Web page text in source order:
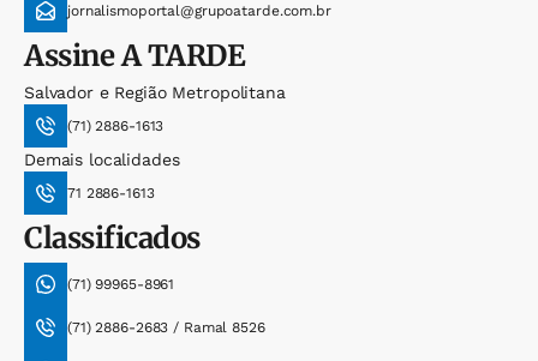
jornalismoportal@grupoatarde.com.br
AssineA TARDE
Salvador e Região Metropolitana
(71) 2886-1613
Demais localidades
71 2886-1613
Classificados
(71) 99965-8961
(71) 2886-2683 / Ramal 8526